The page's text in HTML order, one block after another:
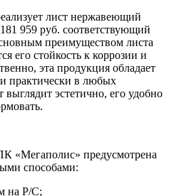
лист нержавеющий
959 руб. соответствующий
преимуществом листа
его стойкость к коррозии и
эта продукция обладает
практически в любых
эстетично, его удобно
«Мегаполис» предусмотрена
способами:
на Р/С;